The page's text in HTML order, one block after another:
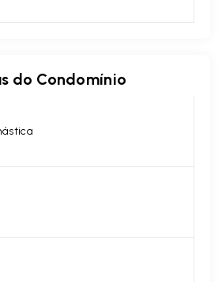
do Condomínio